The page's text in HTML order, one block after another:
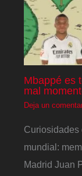
Mbappé es
mal
Deja un
Curiosidades
mundial:
Madrid Juan